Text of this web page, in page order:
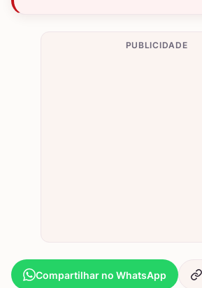
PUBLICIDADE
Compartilhar no WhatsApp